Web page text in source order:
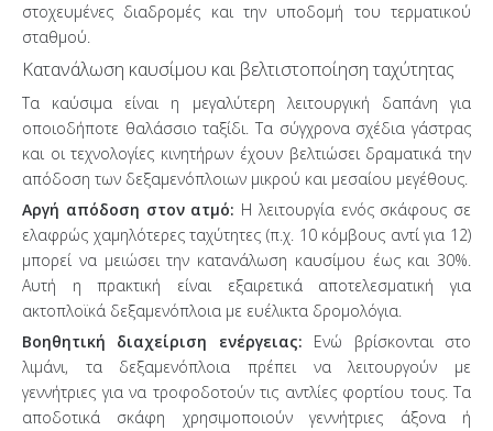
στοχευμένες διαδρομές και την υποδομή του τερματικού
σταθμού.
Κατανάλωση καυσίμου και βελτιστοποίηση ταχύτητας
Τα καύσιμα είναι η μεγαλύτερη λειτουργική δαπάνη για
οποιοδήποτε θαλάσσιο ταξίδι. Τα σύγχρονα σχέδια γάστρας
και οι τεχνολογίες κινητήρων έχουν βελτιώσει δραματικά την
απόδοση των δεξαμενόπλοιων μικρού και μεσαίου μεγέθους.
Αργή απόδοση στον ατμό: Η λειτουργία ενός σκάφους σε
ελαφρώς χαμηλότερες ταχύτητες (π.χ. 10 κόμβους αντί για 12)
μπορεί να μειώσει την κατανάλωση καυσίμου έως και 30%.
Αυτή η πρακτική είναι εξαιρετικά αποτελεσματική για
ακτοπλοϊκά δεξαμενόπλοια με ευέλικτα δρομολόγια.
Βοηθητική διαχείριση ενέργειας: Ενώ βρίσκονται στο
λιμάνι, τα δεξαμενόπλοια πρέπει να λειτουργούν με
γεννήτριες για να τροφοδοτούν τις αντλίες φορτίου τους. Τα
αποδοτικά σκάφη χρησιμοποιούν γεννήτριες άξονα ή